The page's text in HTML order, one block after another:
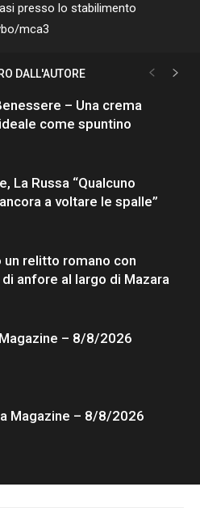
presso lo stabilimento
mca3
DALL'AUTORE
– Una crema
come spuntino
La Russa “Qualcuno
a voltare le spalle”
relitto romano con
anfore al largo di Mazara
– 8/8/2026
Magazine – 8/8/2026